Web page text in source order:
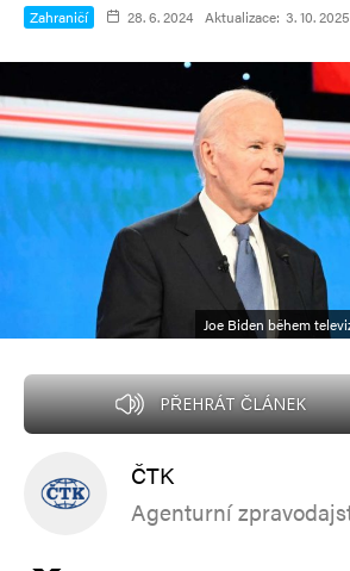
Zahraničí 28. 6. 2024 Aktualizace: 3. 10. 2025
Joe Biden během
PŘEHRÁT ČLÁNEK
ČTK
Agenturní